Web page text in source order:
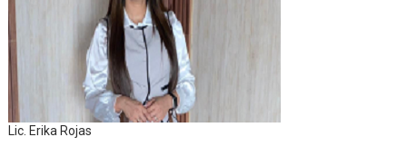
Lic. Erika Rojas